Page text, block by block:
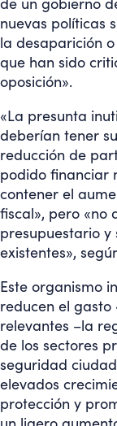
nuevas políticas
la desaparición
que han sido
oposición».
«La presunta
deberían tener
reducción de
podido financiar
contener el
fiscal», pero «no
presupuestario y
existentes»,
Este organismo
reducen el gasto
relevantes –la
de los sectores
seguridad
elevados
protección y